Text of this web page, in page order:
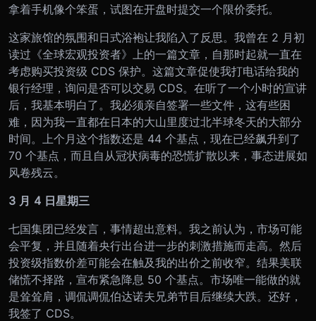
拿着手机像个笨蛋，试图在开盘时提交一个限价委托。
这家旅馆的氛围和日式浴袍让我陷入了反思。我曾在 2 月初
读过《全球宏观投资者》上的一篇文章，自那时起就一直在
考虑购买投资级 CDS 保护。这篇文章促使我打电话给我的
银行经理，询问是否可以交易 CDS。在听了一个小时的宣讲
后，我基本明白了。我必须亲自签署一些文件，这有些困
难，因为我一直都在日本的大山里度过北半球冬天的大部分
时间。上个月这个指数还是 44 个基点，现在已经飙升到了
70 个基点，而且自从冠状病毒的恐慌扩散以来，事态进展如
风卷残云。
3 月 4 日星期三
七国集团已经发言，事情超出意料。我之前认为，市场可能
会平复，并且随着央行出台进一步的刺激措施而走高。然后
投资级指数价差可能会在触及我的出价之前收窄。结果美联
储慌不择路，宣布紧急降息 50 个基点。市场唯一能做的就
是耸耸肩，调侃调侃伯达诺夫兄弟节目后继续大跌。还好，
我签了 CDS。